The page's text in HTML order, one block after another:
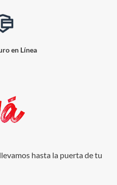
en Línea
hasta la puerta de tu